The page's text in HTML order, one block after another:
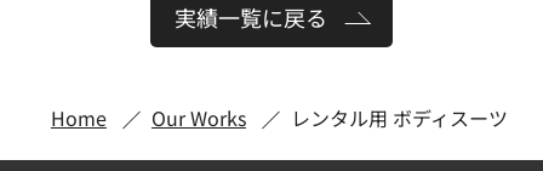
実績一覧に戻る
Home Our Works レンタル用 ボディスーツ